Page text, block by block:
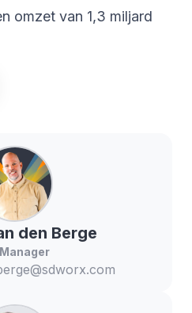
omzet van 1,3 miljard
den Berge